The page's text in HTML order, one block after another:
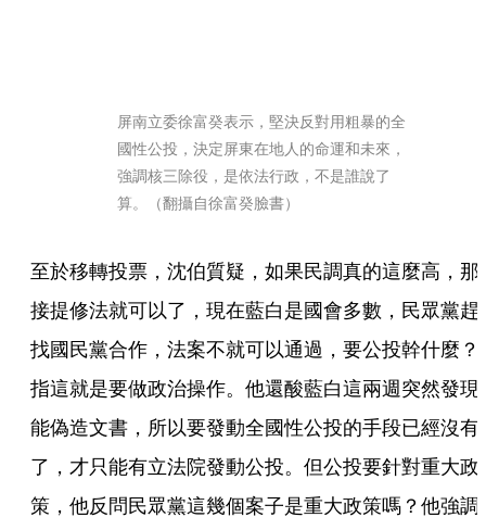
屏南立委徐富癸表示，堅決反對用粗暴的全
國性公投，決定屏東在地人的命運和未來，
強調核三除役，是依法行政，不是誰說了
算。（翻攝自徐富癸臉書）
至於移轉投票，沈伯質疑，如果民調真的這麼高，那
接提修法就可以了，現在藍白是國會多數，民眾黨趕
找國民黨合作，法案不就可以通過，要公投幹什麼？
指這就是要做政治操作。他還酸藍白這兩週突然發現
能偽造文書，所以要發動全國性公投的手段已經沒有
了，才只能有立法院發動公投。但公投要針對重大政
策，他反問民眾黨這幾個案子是重大政策嗎？他強調